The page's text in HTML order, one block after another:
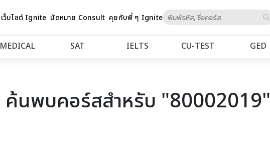
เว็บไซต์ Ignite นัดหมาย Consult คุยกับพี่ ๆ Igniteto
MEDICAL SAT IELTS CU‑TEST GED
ค้นพบคอร์สสำหรับ "80002019"